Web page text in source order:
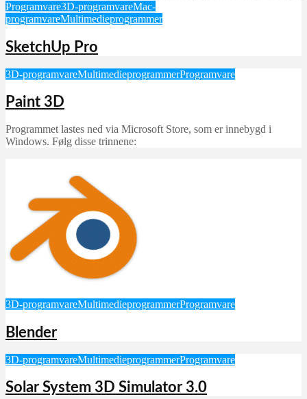
Programvare3D-programvareMac-
programvareMultimedieprogrammer
SketchUp Pro
3D-programvareMultimedieprogrammerProgramvare
Paint 3D
Programmet lastes ned via Microsoft Store, som er innebygd i
Windows. Følg disse trinnene:
3D-programvareMultimedieprogrammerProgramvare
Blender
3D-programvareMultimedieprogrammerProgramvare
Solar System 3D Simulator 3.0